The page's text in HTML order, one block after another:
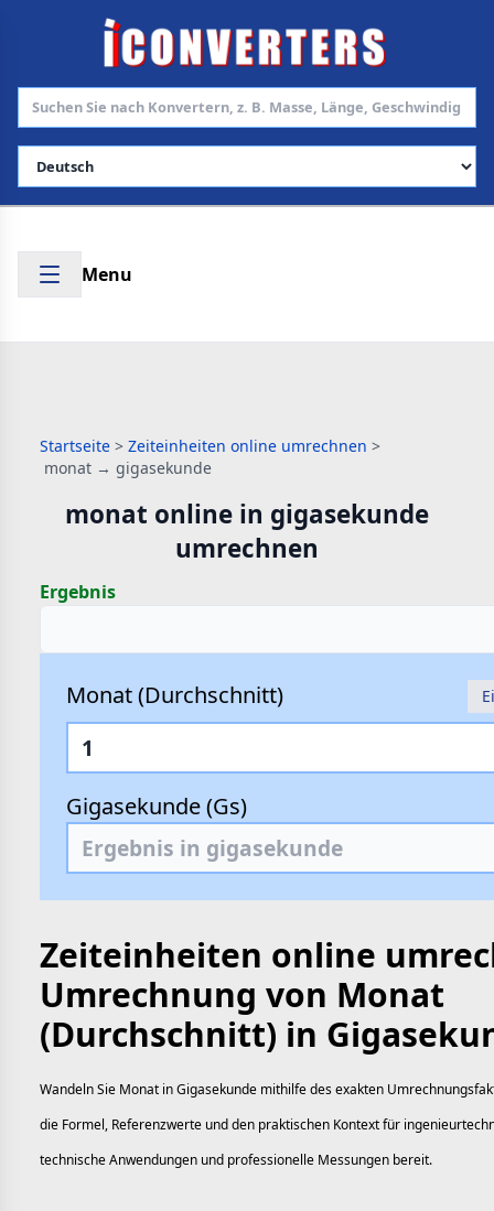
Sprache auswählen
Menu
Startseite > Zeiteinheiten online umrechnen >
monat → gigasekunde
monat online in gigasekunde
umrechnen
Ergebnis
Monat (Durchschnitt)
Gigasekunde (Gs)
Zeiteinheiten online
Umrechnung von Monat
(Durchschnitt) in
Wandeln Sie Monat in Gigasekunde mithilfe des exakten
die Formel, Referenzwerte und den praktischen Kontext für
technische Anwendungen und professionelle Messungen bereit.